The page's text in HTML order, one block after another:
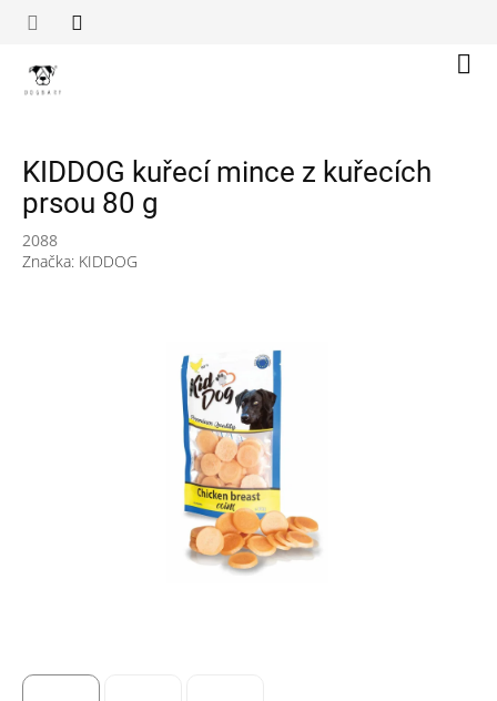
KIDDOG kuřecí mince z kuřecích
prsou 80 g
2088
Značka: KIDDOG